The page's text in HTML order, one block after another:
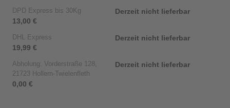
DPD Express bis 30Kg
13,00 €
Derzeit nicht lieferbar
DHL Express
19,99 €
Derzeit nicht lieferbar
Abholung: Vorderstraße 128,
21723 Hollern-Twielenfleth
0,00 €
Derzeit nicht lieferbar